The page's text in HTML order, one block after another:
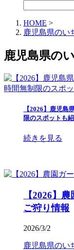
HOME >
鹿児島県のい
鹿児島県の
【2026】鹿児島
限のスポットも
続きを見る
【2026】
ご狩り情報
2026/3/2
鹿児島県のい